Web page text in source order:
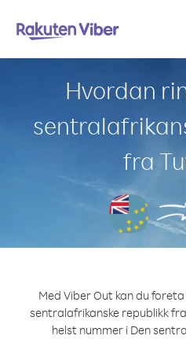
Hvordan
fra
Med Viber Out kan du
sentralafrikanske republikk
helst nummer i Den